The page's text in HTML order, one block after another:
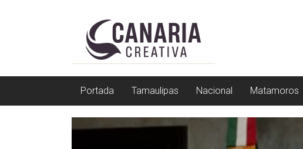
EDITOR
DE
TAMAULIPAS
Portada Tamaulipas Nacional Matamoros